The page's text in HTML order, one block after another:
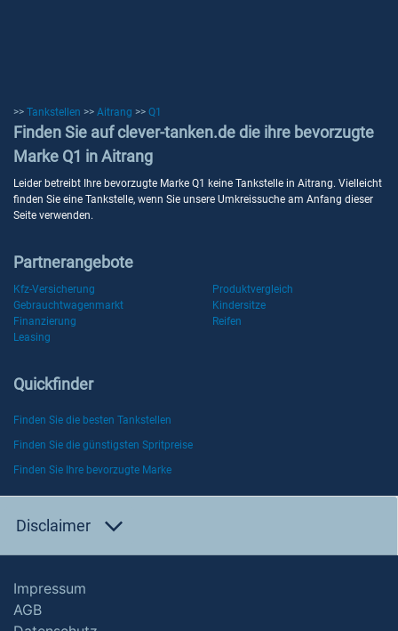
>> Tankstellen >> Aitrang >> Q1
Finden Sie auf clever-tanken.de die ihre bevorzugte
Marke Q1 in Aitrang
Leider betreibt Ihre bevorzugte Marke Q1 keine Tankstelle in Aitrang. Vielleicht
finden Sie eine Tankstelle, wenn Sie unsere Umkreissuche am Anfang dieser
Seite verwenden.
Partnerangebote
Kfz-Versicherung
Produktvergleich
Gebrauchtwagenmarkt
Kindersitze
Finanzierung
Reifen
Leasing
Quickfinder
Finden Sie die besten Tankstellen
Finden Sie die günstigsten Spritpreise
Finden Sie Ihre bevorzugte Marke
Disclaimer
Impressum
AGB